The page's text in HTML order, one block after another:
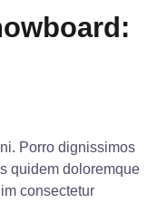
Porro dignissimos
quidem doloremque
consectetur